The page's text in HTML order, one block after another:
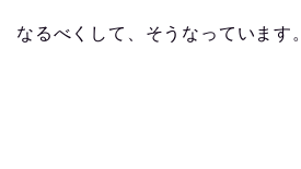
なるべくして、そうなっています。